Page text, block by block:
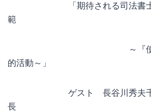
「期待される司法書士の
範
～『使命規定
的活動～」
ゲスト 長谷川秀夫千葉
長